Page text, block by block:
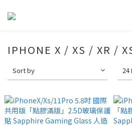
IPHONE X / XS / XR /
Sort by 24